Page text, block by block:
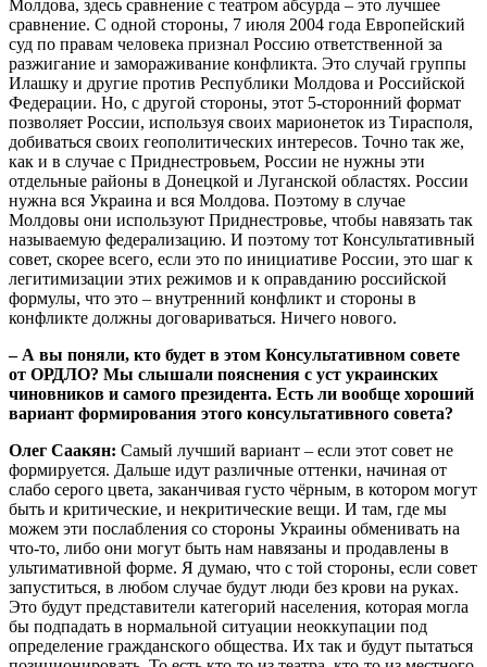
Молдова, здесь сравнение с театром абсурда – это лучшее
сравнение. С одной стороны, 7 июля 2004 года Европейский
суд по правам человека признал Россию ответственной за
разжигание и замораживание конфликта. Это случай группы
Илашку и другие против Республики Молдова и Российской
Федерации. Но, с другой стороны, этот 5-сторонний формат
позволяет России, используя своих марионеток из Тирасполя,
добиваться своих геополитических интересов. Точно так же,
как и в случае с Приднестровьем, России не нужны эти
отдельные районы в Донецкой и Луганской областях. России
нужна вся Украина и вся Молдова. Поэтому в случае
Молдовы они используют Приднестровье, чтобы навязать так
называемую федерализацию. И поэтому тот Консультативный
совет, скорее всего, если это по инициативе России, это шаг к
легитимизации этих режимов и к оправданию российской
формулы, что это – внутренний конфликт и стороны в
конфликте должны договариваться. Ничего нового.
– А вы поняли, кто будет в этом Консультативном совете
от ОРДЛО? Мы слышали пояснения с уст украинских
чиновников и самого президента. Есть ли вообще хороший
вариант формирования этого консультативного совета?
Олег Саакян: Самый лучший вариант – если этот совет не
формируется. Дальше идут различные оттенки, начиная от
слабо серого цвета, заканчивая густо чёрным, в котором могут
быть и критические, и некритические вещи. И там, где мы
можем эти послабления со стороны Украины обменивать на
что-то, либо они могут быть нам навязаны и продавлены в
ультимативной форме. Я думаю, что с той стороны, если совет
запуститься, в любом случае будут люди без крови на руках.
Это будут представители категорий населения, которая могла
бы подпадать в нормальной ситуации неоккупации под
определение гражданского общества. Их так и будут пытаться